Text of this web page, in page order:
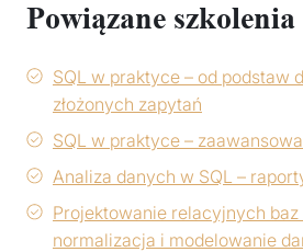
Powiązane szkolenia
SQL w praktyce – od podstaw
złożonych zapytań
SQL w praktyce –
Analiza danych w SQL –
Projektowanie relacyjnych baz
normalizacja i modelowanie